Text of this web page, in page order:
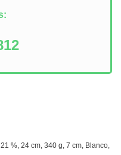
21 %, 24 cm, 340 g, 7 cm, Blanco,